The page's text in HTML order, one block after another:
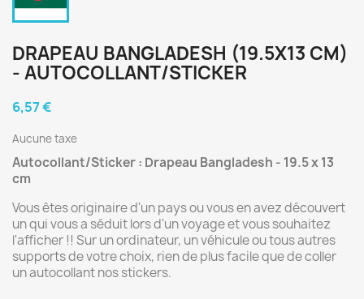
DRAPEAU BANGLADESH (19.5X13 CM)
- AUTOCOLLANT/STICKER
6,57 €
Aucune taxe
Autocollant/Sticker : Drapeau Bangladesh - 19.5 x 13
cm
Vous êtes originaire d'un pays ou vous en avez découvert
un qui vous a séduit lors d'un voyage et vous souhaitez
l'afficher !! Sur un ordinateur, un véhicule ou tous autres
supports de votre choix, rien de plus facile que de coller
un autocollant nos stickers.